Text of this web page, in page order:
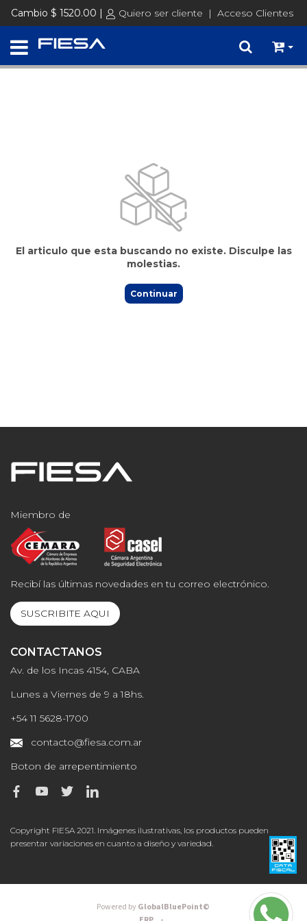
Cambio $ 1520.00 | Quiero ser cliente | Acceso Clientes
Precios de Lista + IVA │ Consultá tus precios ingresando con tu
usuario
Ingresar
El articulo que esta buscando no existe. Disculpe las
molestias.
Continuar
Miembro de
Recibí las últimas novedades en tu correo electrónico.
SUSCRIBITE AQUI
CONTACTANOS
Av. de los Incas 4154, CABA
Lunes a Viernes de 9 a 18hs.
+54 11 5628-1700
contacto@fiesa.com.ar
Boton de arrepentimiento
Copyright FIESA 2021. Imágenes ilustrativas, los productos pueden
presentar variaciones en cuanto a diseño y variedad.
Powered byGlobalBluePoint©